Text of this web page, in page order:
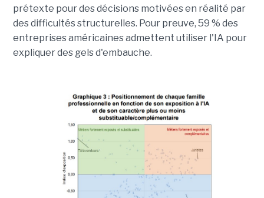
prétexte pour des décisions motivées en réalité par
des difficultés structurelles. Pour preuve, 59 % des
entreprises américaines admettent utiliser l'IA pour
expliquer des gels d'embauche.